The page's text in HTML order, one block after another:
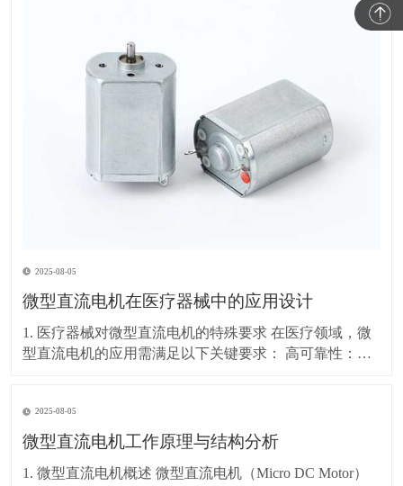
2025-08-05
微型直流电机在医疗器械中的应用设计
1. 医疗器械对微型直流电机的特殊要求 在医疗领域，微
型直流电机的应用需满足以下关键要求： 高可靠性：长
置调节（如输液泵、手术机器人） 小型化：适应便携式
或植入式医疗设备（如胰岛素泵、内
2025-08-05
微型直流电机工作原理与结构分析
1. 微型直流电机概述 微型直流电机（Micro DC Motor）